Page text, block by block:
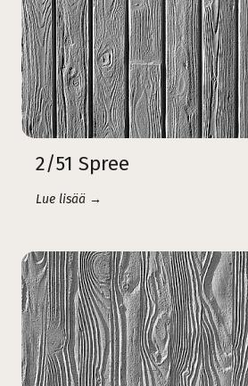
2/51 Spree
Lue lisää →